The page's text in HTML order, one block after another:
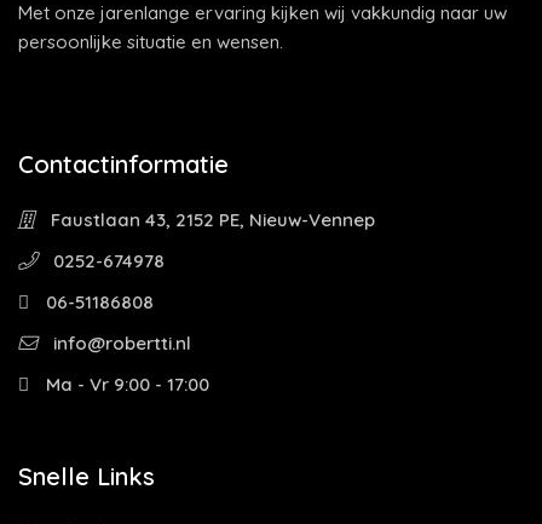
Met onze jarenlange ervaring kijken wij vakkundig naar uw
persoonlijke situatie en wensen.
Contactinformatie
Faustlaan 43, 2152 PE, Nieuw-Vennep
0252-674978
06-51186808
info@robertti.nl
Ma - Vr 9:00 - 17:00
Snelle Links